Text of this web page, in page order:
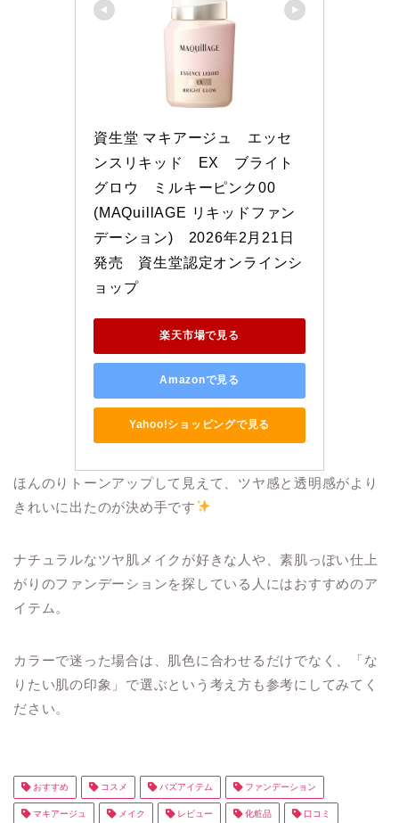
資生堂 マキアージュ　エッセ
ンスリキッド　EX　ブライト
グロウ　ミルキーピンク00
(MAQuillAGE リキッドファン
デーション)　2026年2月21日
発売　資生堂認定オンラインシ
ョップ
楽天市場で見る
Amazonで見る
Yahoo!ショッピングで見る
ほんのりトーンアップして見えて、ツヤ感と透明感がより
きれいに出たのが決め手です
ナチュラルなツヤ肌メイクが好きな人や、素肌っぽい仕上
がりのファンデーションを探している人にはおすすめのア
イテム。
カラーで迷った場合は、肌色に合わせるだけでなく、「な
りたい肌の印象」で選ぶという考え方も参考にしてみてく
ださい。
おすすめ コスメ バズアイテム ファンデーション
マキアージュ メイク レビュー 化粧品 口コミ